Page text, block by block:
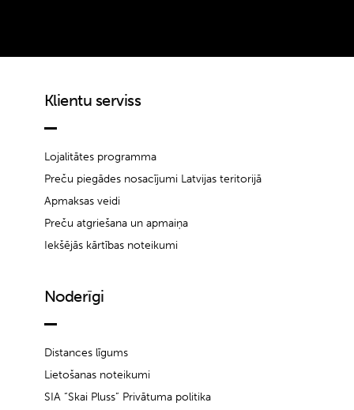
Klientu serviss
Lojalitātes programma
Preču piegādes nosacījumi Latvijas teritorijā
Apmaksas veidi
Preču atgriešana un apmaiņa
Iekšējās kārtības noteikumi
Noderīgi
Distances līgums
Lietošanas noteikumi
SIA “Skai Pluss” Privātuma politika